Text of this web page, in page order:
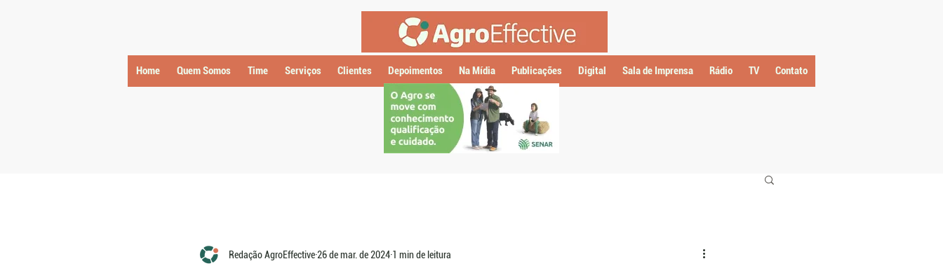
Home Quem Somos Time Serviços Clientes Depoimentos Na Mídia Publicações Digital Sala de Imprensa Rádio TV Contato
Redação AgroEffective26 de mar. de 2024 1 min de leitura